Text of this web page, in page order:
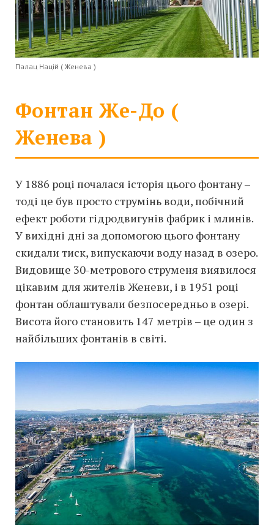
Палац Націй ( Женева )
Фонтан Же-До (
Женева )
У 1886 році почалася історія цього фонтану –
тоді це був просто струмінь води, побічний
ефект роботи гідродвигунів фабрик і млинів.
У вихідні дні за допомогою цього фонтану
скидали тиск, випускаючи воду назад в озеро.
Видовище 30-метрового струменя виявилося
цікавим для жителів Женеви, і в 1951 році
фонтан облаштували безпосередньо в озері.
Висота його становить 147 метрів – це один з
найбільших фонтанів в світі.